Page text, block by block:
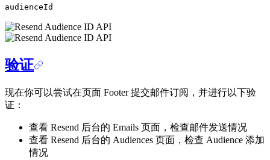
audienceId
验证
现在你可以尝试在页面 Footer 提交邮件订阅，并进行以下验
证：
查看 Resend 后台的 Emails 页面，检查邮件发送情况
查看 Resend 后台的 Audiences 页面，检查 Audience 添加
情况